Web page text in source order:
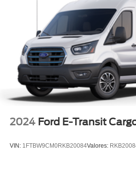
2024 Ford E-Transit
VIN: 1FTBW9CM0RKB20084Valores: